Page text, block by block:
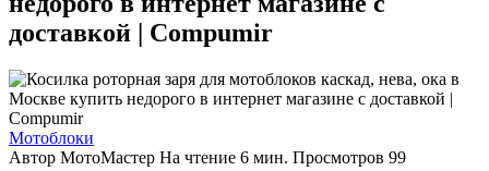
доставкой | Compumir
Мотоблоки
Автор МотоМастер На чтение 6 мин. Просмотров 99